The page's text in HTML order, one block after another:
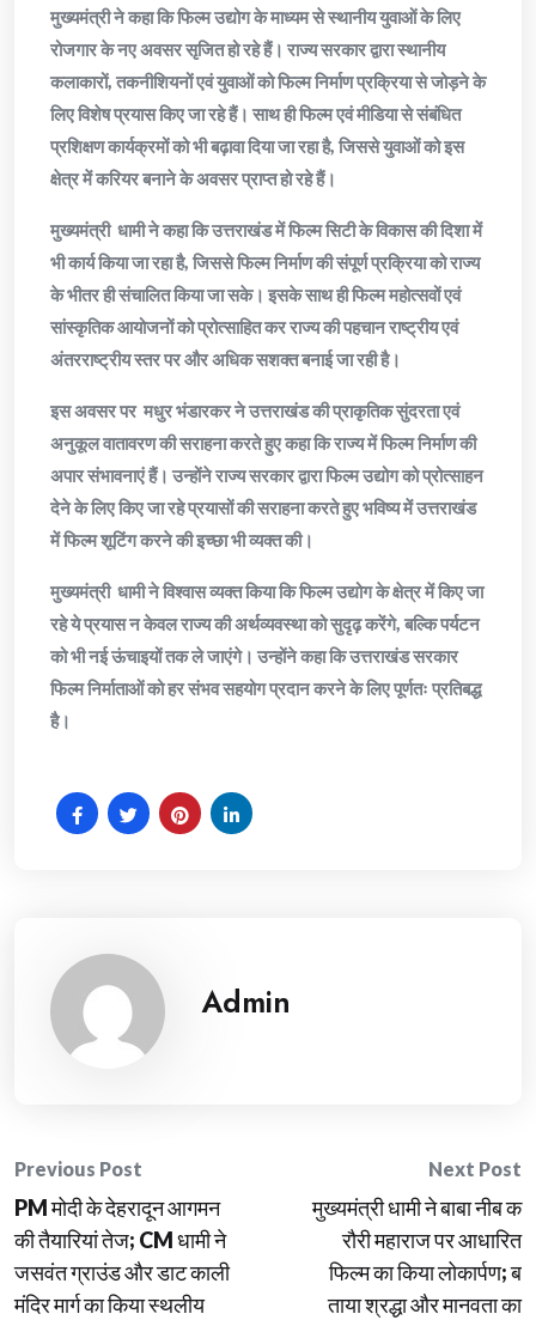
मुख्यमंत्री ने कहा कि फिल्म उद्योग के माध्यम से स्थानीय युवाओं के लिए
रोजगार के नए अवसर सृजित हो रहे हैं। राज्य सरकार द्वारा स्थानीय
कलाकारों, तकनीशियनों एवं युवाओं को फिल्म निर्माण प्रक्रिया से जोड़ने के
लिए विशेष प्रयास किए जा रहे हैं। साथ ही फिल्म एवं मीडिया से संबंधित
प्रशिक्षण कार्यक्रमों को भी बढ़ावा दिया जा रहा है, जिससे युवाओं को इस
क्षेत्र में करियर बनाने के अवसर प्राप्त हो रहे हैं।
मुख्यमंत्री धामी ने कहा कि उत्तराखंड में फिल्म सिटी के विकास की दिशा में
भी कार्य किया जा रहा है, जिससे फिल्म निर्माण की संपूर्ण प्रक्रिया को राज्य
के भीतर ही संचालित किया जा सके। इसके साथ ही फिल्म महोत्सवों एवं
सांस्कृतिक आयोजनों को प्रोत्साहित कर राज्य की पहचान राष्ट्रीय एवं
अंतरराष्ट्रीय स्तर पर और अधिक सशक्त बनाई जा रही है।
इस अवसर पर मधुर भंडारकर ने उत्तराखंड की प्राकृतिक सुंदरता एवं
अनुकूल वातावरण की सराहना करते हुए कहा कि राज्य में फिल्म निर्माण की
अपार संभावनाएं हैं। उन्होंने राज्य सरकार द्वारा फिल्म उद्योग को प्रोत्साहन
देने के लिए किए जा रहे प्रयासों की सराहना करते हुए भविष्य में उत्तराखंड
में फिल्म शूटिंग करने की इच्छा भी व्यक्त की।
मुख्यमंत्री धामी ने विश्वास व्यक्त किया कि फिल्म उद्योग के क्षेत्र में किए जा
रहे ये प्रयास न केवल राज्य की अर्थव्यवस्था को सुदृढ़ करेंगे, बल्कि पर्यटन
को भी नई ऊंचाइयों तक ले जाएंगे। उन्होंने कहा कि उत्तराखंड सरकार
फिल्म निर्माताओं को हर संभव सहयोग प्रदान करने के लिए पूर्णतः प्रतिबद्ध
है।
Admin
Post
navigation
Previous Post
​PM मोदी के देहरादून आगमन
की तैयारियां तेज; CM धामी ने
जसवंत ग्राउंड और डाट काली
मंदिर मार्ग का किया स्थलीय
Next Post
मुख्यमंत्री धामी ने बाबा नीब क
रौरी महाराज पर आधारित
फिल्म का किया लोकार्पण; ब
ताया श्रद्धा और मानवता का